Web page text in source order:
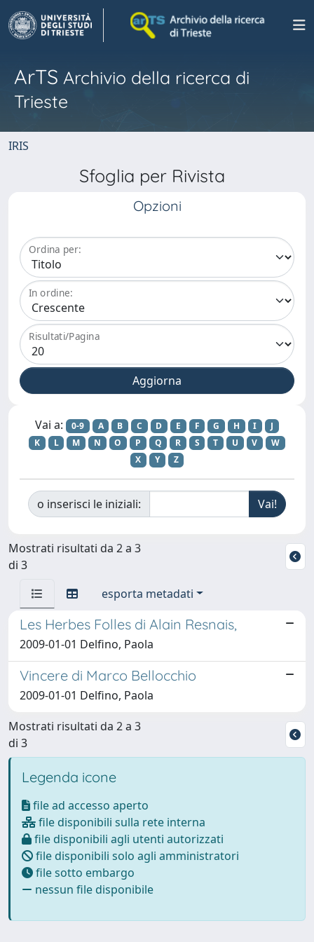
ArTS Archivio della ricerca di
Trieste
IRIS
Sfoglia per Rivista
Opzioni
Ordina per:
In ordine:
Risultati/Pagina
Vai a: 0-9 A B C D E F G H I
J
K
L M N O P Q R S T U V
W
X
Y Z
o inserisci le iniziali:
Mostrati risultati da 2 a 3
di 3
esporta metadati
Les Herbes Folles di Alain Resnais,
2009-01-01 Delfino, Paola
Vincere di Marco Bellocchio
2009-01-01 Delfino, Paola
Mostrati risultati da 2 a 3
di 3
Legenda icone
file ad accesso aperto
file disponibili sulla rete interna
file disponibili agli utenti autorizzati
file disponibili solo agli amministratori
file sotto embargo
nessun file disponibile